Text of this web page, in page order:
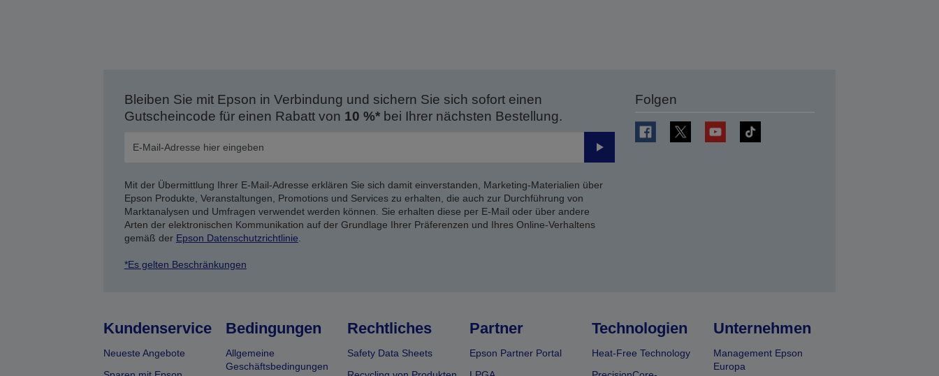
Bleiben Sie mit Epson in Verbindung und sichern Sie sich sofort einen
Gutscheincode für einen Rabatt von 10 %*bei Ihrer nächsten Bestellung.
Senden
Mit der Übermittlung Ihrer E-Mail-Adresse erklären Sie sich damit einverstanden, Marketing-Materialien über
Epson Produkte, Veranstaltungen, Promotions und Services zu erhalten, die auch zur Durchführung von
Marktanalysen und Umfragen verwendet werden können. Sie erhalten diese per E-Mail oder über andere
Arten der elektronischen Kommunikation auf der Grundlage Ihrer Präferenzen und Ihres Online-Verhaltens
gemäß der Epson Datenschutzrichtlinie
*Es gelten Beschränkungen
Folgen
Kundenservice
Neueste Angebote
Bedingungen
Allgemeine
Geschäftsbedingungen
Rechtliches
Safety Data Sheets
Partner
Epson Partner Portal
Technologien
Heat-Free Technology
Unternehmen
Management Epson
Europa